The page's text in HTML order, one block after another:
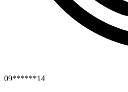
09******14